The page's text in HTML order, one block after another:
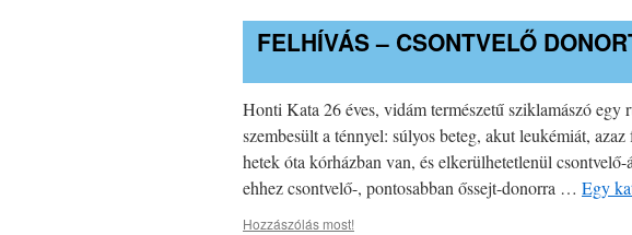
FELHÍVÁS – CSONTVELŐ
Honti Kata 26 éves, vidám természetű sziklamászó egy
szembesült a ténnyel: súlyos beteg, akut leukémiát,
hetek óta kórházban van, és elkerülhetetlenül
ehhez csontvelő-, pontosabban őssejt-donorra … Egy
Hozzászólás most!